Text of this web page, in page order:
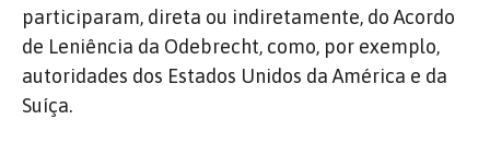
participaram, direta ou indiretamente, do Acordo
de Leniência da Odebrecht, como, por exemplo,
autoridades dos Estados Unidos da América e da
Suíça.